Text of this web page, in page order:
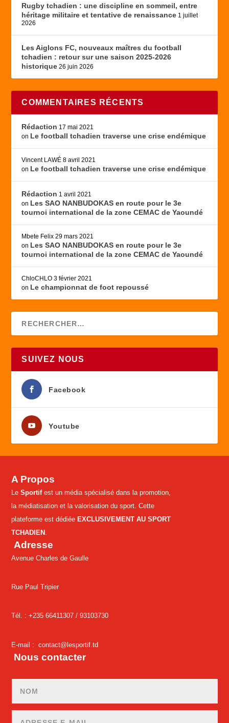
Rugby tchadien : une discipline en sommeil, entre
héritage militaire et tentative de renaissance 1 juillet
2026
Les Aiglons FC, nouveaux maîtres du football
tchadien : retour sur une saison 2025-2026
historique 26 juin 2026
COMMENTAIRES RÉCENTS
Rédaction 17 mai 2021
on Le football tchadien traverse une crise endémique
Vincent LAWÉ 8 avril 2021
on Le football tchadien traverse une crise endémique
Rédaction 1 avril 2021
on Les SAO NANBUDOKAS en route pour le 3e
tournoi international de la zone CEMAC de Yaoundé
Mbete Felix 29 mars 2021
on Les SAO NANBUDOKAS en route pour le 3e
tournoi international de la zone CEMAC de Yaoundé
ChloCHLO 3 février 2021
on Le championnat de foot repoussé
SUIVEZ NOUS
Facebook
Youtube
A Propos
LeSportifest un média spécialisé dans la promotion,
la médiatisation et la valorisation du sport. Cette
plateforme est dédiéeEXCLUSIVEMENT AU SPORT
TCHADIEN
Adresse
Avenue Charles de Gaulle
Rue Paul Tripier
Tél. : +235 66411307 /93103730
E-mail :contact@lesportif.td
Nous contacter